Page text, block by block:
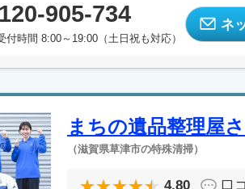
905-734
時間 8:00～19:00（土日祝も対応）
ネ
まちの遺品整理屋
（滋賀県草津市の特殊清掃）
4.80 口